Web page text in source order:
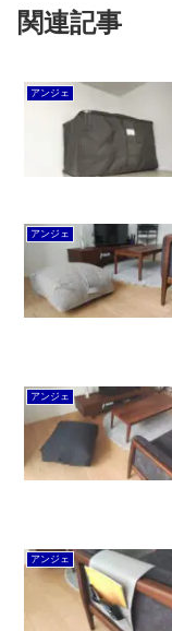
関連記事
アンジェ
アンジェ
アンジェ
アンジェ